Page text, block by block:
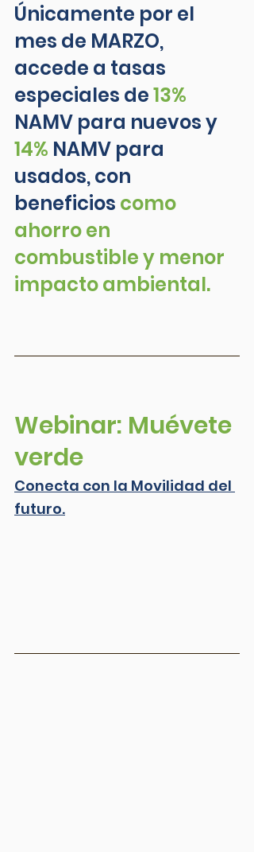
Únicamente por el
mes de MARZO,
accede a tasas
especiales de 13%
NAMV para nuevos y
14% NAMV para
usados, con
beneficios como
ahorro en
combustible y menor
impacto ambiental.
Webinar: Muévete
verde
Conecta con la Movilidad del
futuro.